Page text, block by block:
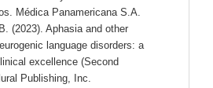
Médica Panamericana S.A.
(2023). Aphasia and other
language disorders: a
excellence (Second
Publishing, Inc.